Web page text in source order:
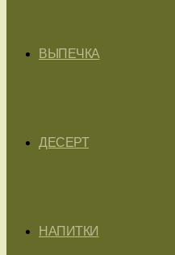
ВЫПЕЧКА
ДЕСЕРТ
НАПИТКИ